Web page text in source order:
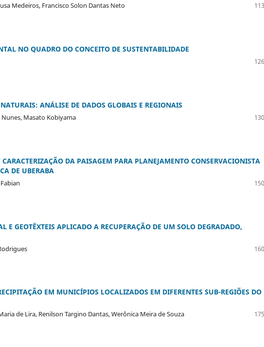
Medeiros, Francisco Solon Dantas Neto
NO QUADRO DO CONCEITO DE SUSTENTABILIDADE
ANÁLISE DE DADOS GLOBAIS E REGIONAIS
Masato Kobiyama
DA PAISAGEM PARA PLANEJAMENTO CONSERVACIONISTA
DE UBERABA
E GEOTÊXTEIS APLICADO A RECUPERAÇÃO DE UM SOLO DEGRADADO,
EM MUNICÍPIOS LOCALIZADOS EM DIFERENTES SUB-REGIÕES DO
de Lira, Renilson Targino Dantas, Werônica Meira de Souza